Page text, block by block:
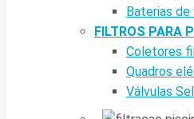
Baterias de
FILTROS PARA
Coletores
Quadros
Válvulas